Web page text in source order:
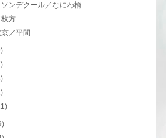
ンデクール／なにわ橋
方
／平間